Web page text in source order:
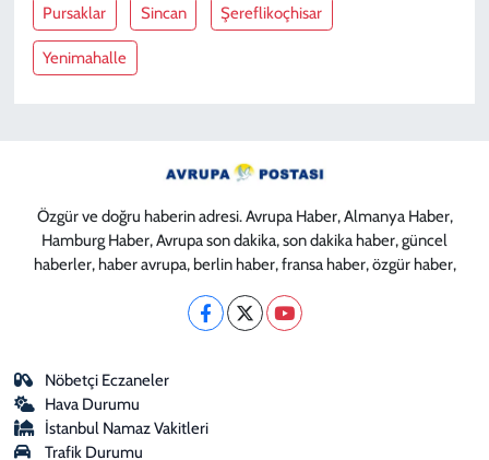
Pursaklar Sincan Şereflikoçhisar
Yenimahalle
Özgür ve doğru haberin adresi. Avrupa Haber, Almanya Haber,
Hamburg Haber, Avrupa son dakika, son dakika haber, güncel
haberler, haber avrupa, berlin haber, fransa haber, özgür haber,
Nöbetçi Eczaneler
Hava Durumu
İstanbul Namaz Vakitleri
Trafik Durumu